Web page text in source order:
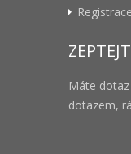
Registrace
Máte
dotazem,